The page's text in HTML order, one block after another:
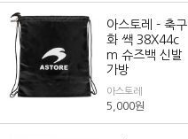
아스토레 - 축구
화 쌕 38X44c
m 슈즈백 신발
가방
아스토레
5,000원